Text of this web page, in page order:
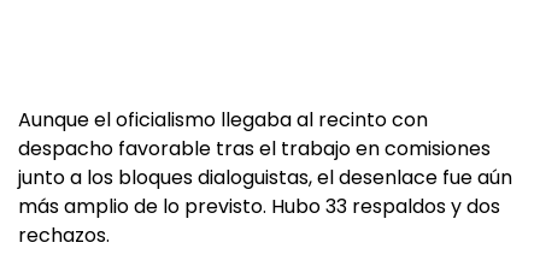
Aunque el oficialismo llegaba al recinto con
despacho favorable tras el trabajo en comisiones
junto a los bloques dialoguistas, el desenlace fue aún
más amplio de lo previsto. Hubo 33 respaldos y dos
rechazos.